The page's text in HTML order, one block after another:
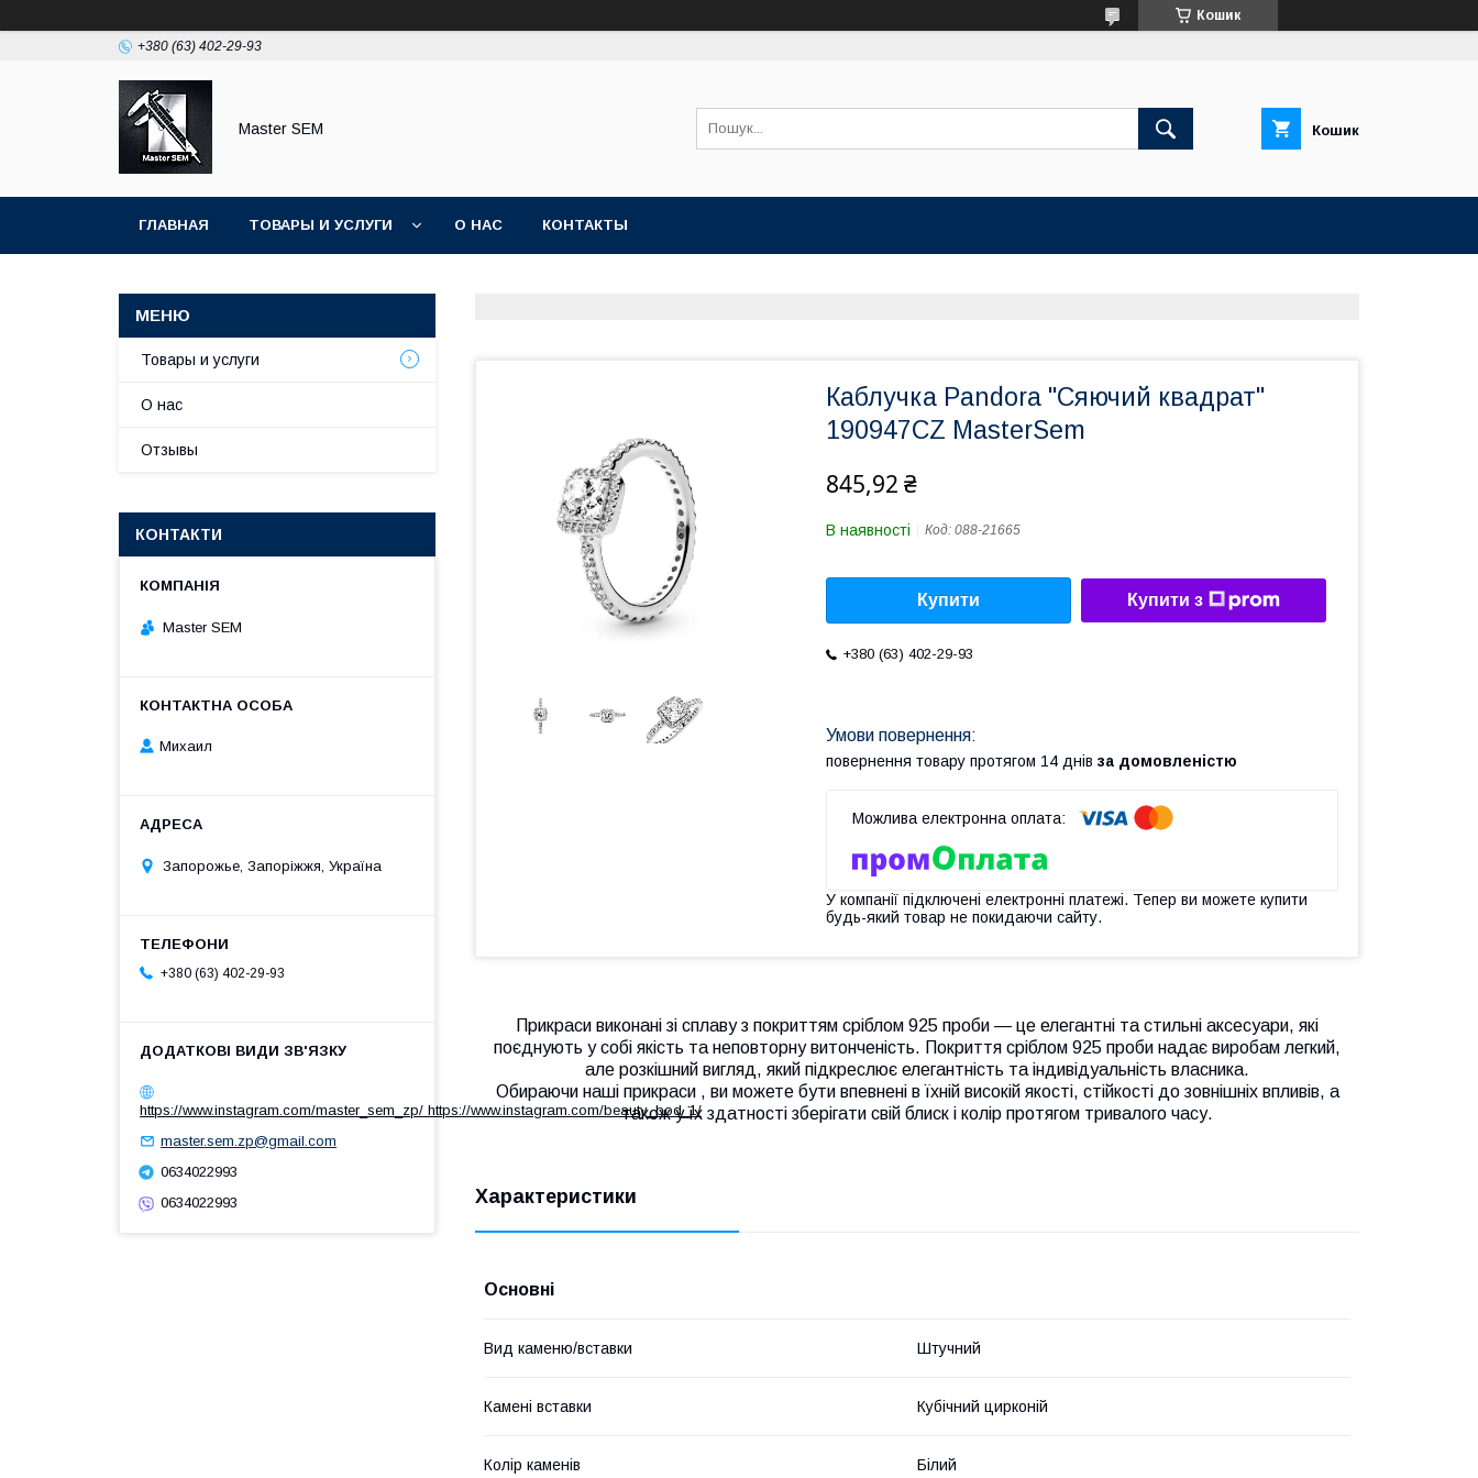
Кошик
+380 (63) 402-29-93
Master SEM Кошик
ГЛАВНАЯ ТОВАРЫ И УСЛУГИ О НАС КОНТАКТЫ
Каблучка Pandora "Сяючий квадрат"
190947CZ MasterSem
845,92 ₴
В наявності Код: 088-21665
Купити Купити з
+380 (63) 402-29-93
повернення товару протягом 14 днів за домовленістю
У компанії підключені електронні платежі. Тепер ви можете купити
будь-який товар не покидаючи сайту.
Прикраси виконані зі сплаву з покриттям сріблом 925 проби — це елегантні та стильні аксесуари, які
поєднують у собі якість та неповторну витонченість. Покриття сріблом 925 проби надає виробам легкий,
але розкішний вигляд, який підкреслює елегантність та індивідуальність власника.
Обираючи наші прикраси , ви можете бути впевнені в їхній високій якості, стійкості до зовнішніх впливів, а
також у їх здатності зберігати свій блиск і колір протягом тривалого часу.
Характеристики
Основні
Вид каменю/вставки Штучний
Камені вставки Кубічний цирконій
Колір каменів Білий
Товары и услуги
О нас
Отзывы
КОНТАКТИ
Master SEM
Михаил
Запорожье, Запоріжжя, Україна
+380 (63) 402-29-93
https://www.instagram.com/master_sem_zp/ https://www.instagram.com/beauty_bod_1/
master.sem.zp@gmail.com
0634022993
0634022993